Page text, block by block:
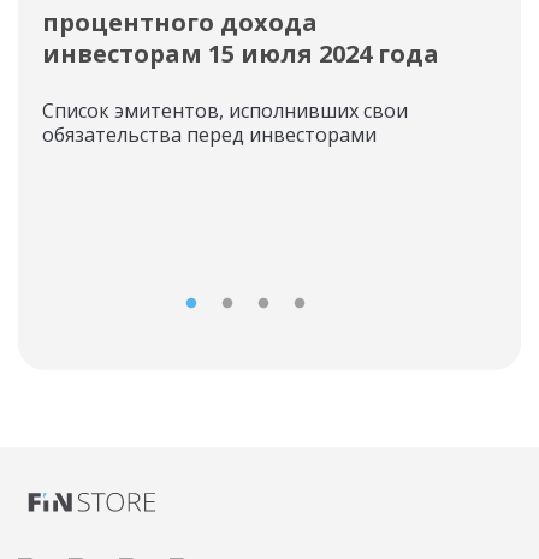
процентного дохода
инвесторам 15 июля 2024 года
Список эмитентов, исполнивших свои
обязательства перед инвесторами